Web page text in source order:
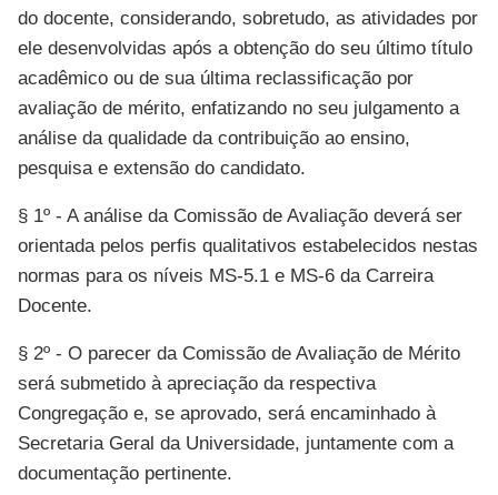
do docente, considerando, sobretudo, as atividades por
ele desenvolvidas após a obtenção do seu último título
acadêmico ou de sua última reclassificação por
avaliação de mérito, enfatizando no seu julgamento a
análise da qualidade da contribuição ao ensino,
pesquisa e extensão do candidato.
§ 1º - A análise da Comissão de Avaliação deverá ser
orientada pelos perfis qualitativos estabelecidos nestas
normas para os níveis MS-5.1 e MS-6 da Carreira
Docente.
§ 2º - O parecer da Comissão de Avaliação de Mérito
será submetido à apreciação da respectiva
Congregação e, se aprovado, será encaminhado à
Secretaria Geral da Universidade, juntamente com a
documentação pertinente.